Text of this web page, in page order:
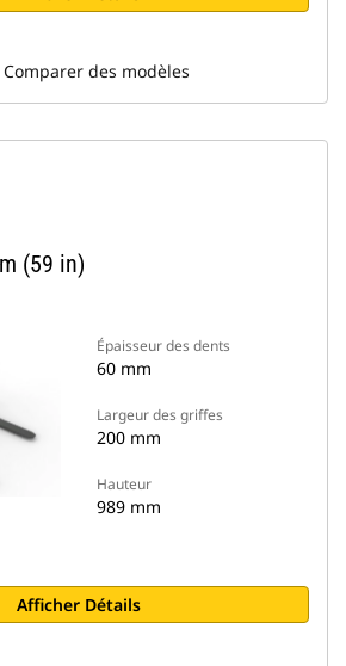
Comparer des modèles
(59 in)
Épaisseur des dents
60 mm
Largeur des griffes
200 mm
Hauteur
989 mm
Afficher Détails